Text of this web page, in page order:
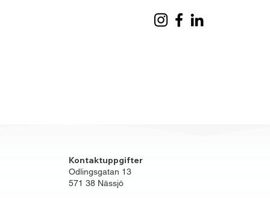
Kontaktuppgifter
Odlingsgatan 13
571 38 Nässjö